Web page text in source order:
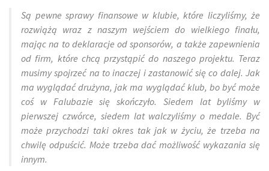
Są pewne sprawy finansowe w klubie, które liczyliśmy, że
rozwiążą wraz z naszym wejściem do wielkiego finału,
mając na to deklaracje od sponsorów, a także zapewnienia
od firm, które chcą przystąpić do naszego projektu. Teraz
musimy spojrzeć na to inaczej i zastanowić się co dalej. Jak
ma wyglądać drużyna, jak ma wyglądać klub, bo być może
coś w Falubazie się skończyło. Siedem lat byliśmy w
pierwszej czwórce, siedem lat walczyliśmy o medale. Być
może przychodzi taki okres tak jak w życiu, że trzeba na
chwilę odpuścić. Może trzeba dać możliwość wykazania się
innym.